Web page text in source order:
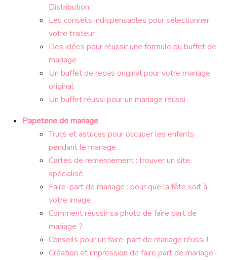
Distribution
Les conseils indispensables pour sélectionner
votre traiteur
Des idées pour réussir une formule du buffet de
mariage
Un buffet de repas original pour votre mariage
original
Un buffet réussi pour un mariage réussi
Papeterie de mariage
Trucs et astuces pour occuper les enfants
pendant le mariage
Cartes de remerciement : trouver un site
spécialisé
Faire-part de mariage : pour que la fête soit à
votre image
Comment réussir sa photo de faire part de
mariage ?
Conseils pour un faire-part de mariage réussi !
Création et impression de faire part de mariage